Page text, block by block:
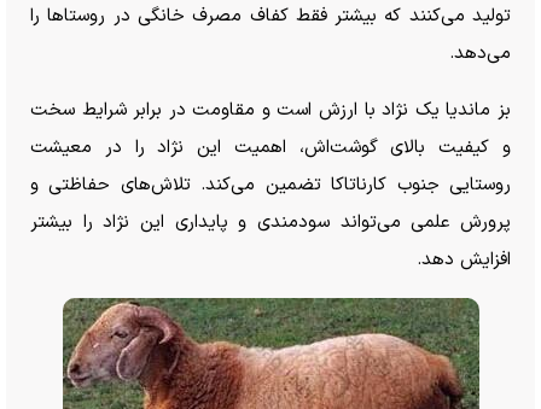
تولید می‌کنند که بیشتر فقط کفاف مصرف خانگی در روستا‌ها را
می‌دهد.
بز ماندیا یک نژاد با ارزش است و مقاومت در برابر شرایط سخت
و کیفیت بالای گوشت‌اش، اهمیت این نژاد را در معیشت
روستایی جنوب کارناتاکا تضمین می‌کند. تلاش‌های حفاظتی و
پرورش علمی می‌تواند سودمندی و پایداری این نژاد را بیشتر
افزایش دهد.